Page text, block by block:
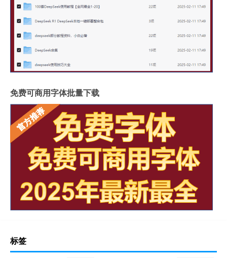
免费可商用字体批量下载
标签